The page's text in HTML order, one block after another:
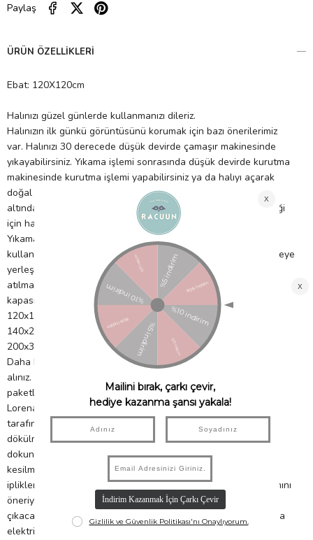
Paylaş
ÜRÜN ÖZELLIKLERI
Ebat: 120X120cm
Halınızı güzel günlerde kullanmanızı dileriz.
Halınızın ilk günkü görüntüsünü korumak için bazı önerilerimiz
var. Halınızı 30 derecede düşük devirde çamaşır makinesinde
yıkayabilirsiniz. Yıkama işlemi sonrasında düşük devirde kurutma
makinesinde kurutma işlemi yapabilirsiniz ya da halıyı açarak
doğal yollarla kurutmaya bırakabilirsiniz. Ancak direk güneş
altında bırakılmamalıdır. Nem, renk akmasına sebep olabileceği
için halınızı asla nemli şekilde makine içerisinde bırakmayınız.
Yıkama esnasında ağartıcı, çamaşır suyu katkılı deterjan
kullanmaktan sakınınız. Pamuklu yüzeyi dışarda tutarak makineye
yerleştirmek yıkama sırasında dökülen pamukların suyla
atılmasını sağlayacaktır. Makinenizin halı yıkamak için yeterli yer
kapasitesi olduğundan emin olunuz.
120x160 cm halılar min 6kg kapasite
140x200 cm halılar min. 9 kg
200x300 cm kilimler 10 kg kapasiteye ihtiyaç duyar.
Daha büyük halılar için profesyonel kuru temizlemeden destek
alınız. Halılarımız kalite standartları gereği yıkanarak
paketleniyor. Halınızda pamuklanma olursa endişelenmeyin.
Lorena Canals Halılarımız %100 doğaldır ve zanaatkarlar
tarafından tamamen elde üretilmektedir, bu nedenle hav
dökülmesi normal bir süreçtir. Her bir halı elde dokunur ve son
dokunuşları makas yardımıyla yapılır. Makasla fazla tüylerin
kesilmesi sırasında, dokuma aralarında artan küçük pamuk
iplikler kalabilir. Havı önleyebilmek için, kuru fırçalama yöntemini
öneriyoruz, bu sayede aralarda kalan fazla pamuklar kolayca
çıkacaktır. Ayrıca halınızı kullanmaya başladığınız ilk haftalarda
elektrikli süpürge ile sık sık temizlemeniz de yararlı olacaktır.